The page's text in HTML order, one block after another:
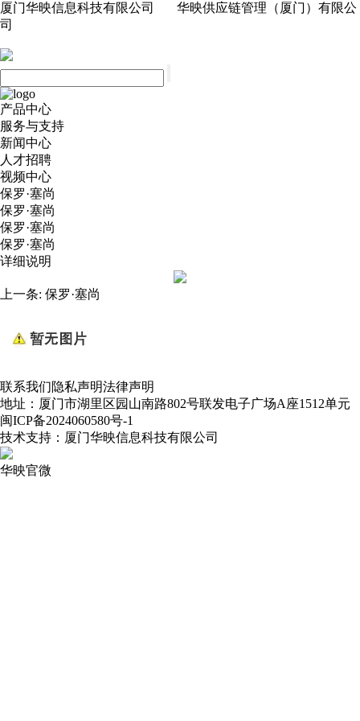
厦门华映信息科技有限公司 华映供应链管理（厦门）有限公
司
产品中心
服务与支持
新闻中心
人才招聘
视频中心
保罗·塞尚
保罗·塞尚
保罗·塞尚
保罗·塞尚
详细说明
上一条: 保罗·塞尚
联系我们隐私声明法律声明
地址：厦门市湖里区园山南路802号联发电子广场A座1512单元
闽ICP备2024060580号-1
技术支持：厦门华映信息科技有限公司
华映官微